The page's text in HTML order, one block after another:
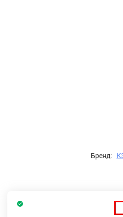
Бренд: